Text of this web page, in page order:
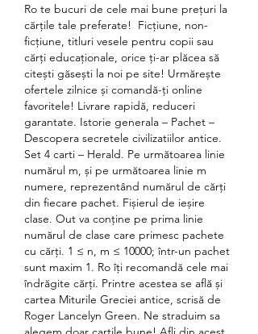
Ro te bucuri de cele mai bune prețuri la
cărțile tale preferate!  Ficțiune, non-
ficțiune, titluri vesele pentru copii sau
cărți educaționale, orice ți-ar plăcea să
citești găsești la noi pe site! Urmărește
ofertele zilnice și comandă-ți online
favoritele! Livrare rapidă, reduceri
garantate. Istorie generala – Pachet –
Descopera secretele civilizatiilor antice.
Set 4 carti – Herald. Pe următoarea linie
numărul m, și pe următoarea linie m
numere, reprezentând numărul de cărți
din fiecare pachet. Fișierul de ieșire
clase. Out va conține pe prima linie
numărul de clase care primesc pachete
cu cărți. 1 ≤ n, m ≤ 10000; într-un pachet
sunt maxim 1. Ro îți recomandă cele mai
îndrăgite cărți. Printre acestea se află și
cartea Miturile Greciei antice, scrisă de
Roger Lancelyn Green. Ne straduim sa